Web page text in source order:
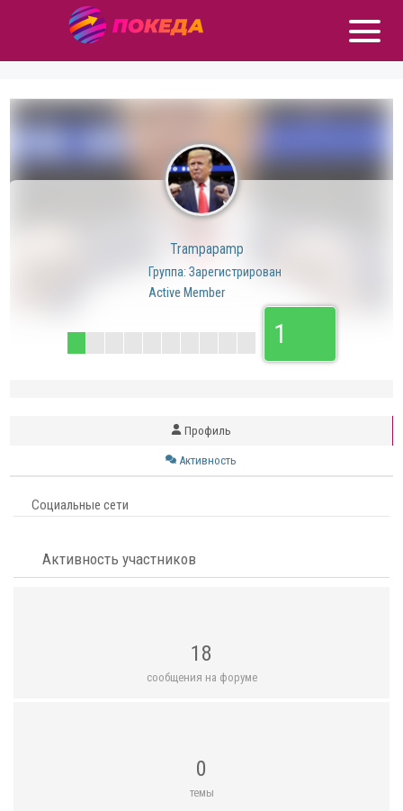
Trampapamp
Группа: Зарегистрирован
Active Member
1
Профиль
Активность
Социальные сети
Активность участников
18
сообщения на форуме
0
темы